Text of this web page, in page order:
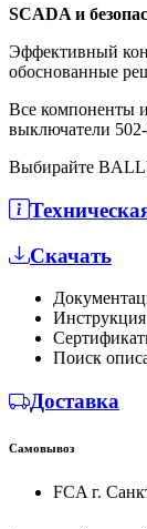
SCADA и
Эффективный
обоснованные
Все компоненты
выключатели
Выбирайте
Скачать
Инструкция
Поиск
Доставка
Самовывоз
FCA г.